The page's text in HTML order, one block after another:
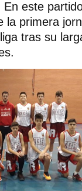
este
la primera
tras su